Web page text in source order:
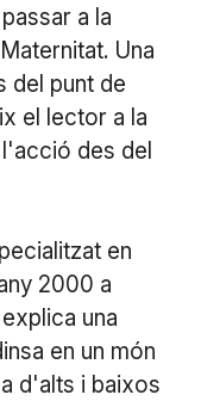
a la
Una
del punt de
el lector a la
des del
en
2000 a
explica una
en un món
d'alts i baixos